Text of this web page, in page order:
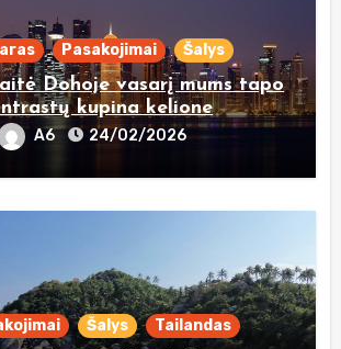
Pasakojimai Šalys
Dohoje vasarį mums tapo
kupina kelione
A6 24/02/2026
Šalys Tailandas